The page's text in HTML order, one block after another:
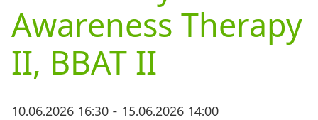
Awareness Therapy
II, BBAT II
10.06.2026 16:30 - 15.06.2026 14:00